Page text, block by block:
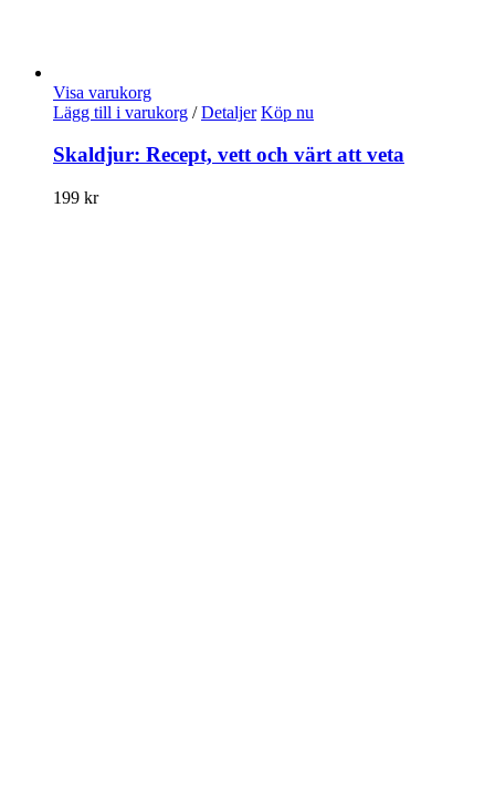
Visa varukorg
Lägg till i varukorg / Detaljer Köp nu
Skaldjur: Recept, vett och värt att veta
199 kr